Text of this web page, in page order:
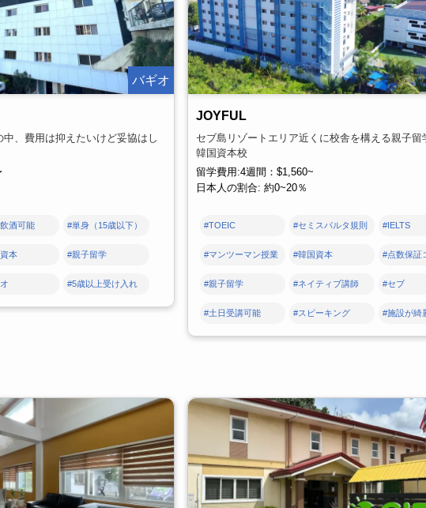
バギオ
、費用は抑えたいけど妥協はし
酒可能 #単身（15歳以下）
本 #親子留学
#5歳以上受け入れ
JOYFUL
セブ島リゾートエリア近くに校舎を構える親子留
韓国資本校
留学費用:4週間：$1,560~
日本人の割合: 約0~20％
#TOEIC #セミスパルタ規則 #IELTS
#マンツーマン授業 #韓国資本 #点数保証
#親子留学 #ネイティブ講師 #セブ
#土日受講可能 #スピーキング #施設が綺